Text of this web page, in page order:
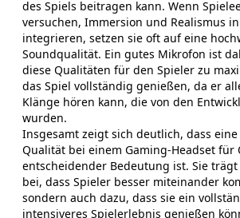
des Spiels beitragen kann. Wenn
versuchen, Immersion und Realismus
integrieren, setzen sie oft auf eine
Soundqualität. Ein gutes Mikrofon ist
diese Qualitäten für den Spieler zu
das Spiel vollständig genießen, da er
Klänge hören kann, die von den
wurden.
Insgesamt zeigt sich deutlich, dass
Qualität bei einem Gaming-Headset für
entscheidender Bedeutung ist. Sie
bei, dass Spieler besser miteinander
sondern auch dazu, dass sie ein
intensiveres Spielerlebnis genießen